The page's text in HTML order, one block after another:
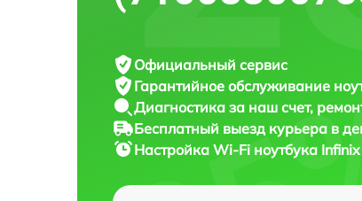
Официальный сервис
Гарантийное обслуживание
Диагностика за наш счет,
Бесплатный выезд курьера в
Настройка Wi-Fi ноутбука